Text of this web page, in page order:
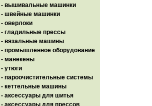
- вышивальные машинки
- швейные машинки
- оверлоки
- гладильные прессы
- вязальные машины
- промышленное оборудование
- манекены
- утюги
- пароочистительные системы
- кеттельные машины
- аксессуары для шитья
- аксессуары для прессов